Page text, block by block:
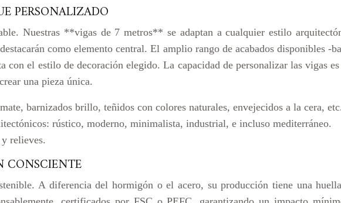
PERSONALIZADO
Nuestras **vigas de 7 metros** se adaptan a cualquier estilo
como elemento central. El amplio rango de acabados disponibles
con el estilo de decoración elegido. La capacidad de personalizar las vigas
una pieza única.
barnizados brillo, teñidos con colores naturales, envejecidos a la cera, etc.
rústico, moderno, minimalista, industrial, e incluso mediterráneo.
relieves.
CONSCIENTE
A diferencia del hormigón o el acero, su producción tiene una